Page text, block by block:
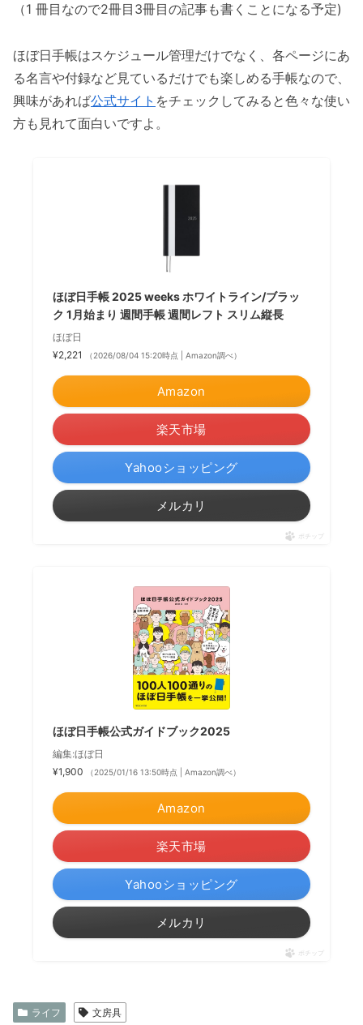
（1 冊目なので2冊目3冊目の記事も書くことになる予定)
ほぼ日手帳はスケジュール管理だけでなく、各ページにあ
る名言や付録など見ているだけでも楽しめる手帳なので、
興味があれば公式サイト をチェックしてみると色々な使い
方も見れて面白いですよ。
ほぼ日手帳 2025 weeks ホワイトライン/ブラッ
ク 1月始まり 週間手帳 週間レフト スリム縦長
ほぼ日
¥2,221
（2026/08/04 15:20時点 | Amazon調べ）
Amazon
楽天市場
Yahooショッピング
メルカリ
ポチップ
ほぼ日手帳公式ガイドブック2025
編集:ほぼ日
¥1,900
（2025/01/16 13:50時点 | Amazon調べ）
Amazon
楽天市場
Yahooショッピング
メルカリ
ポチップ
ライフ 文房具